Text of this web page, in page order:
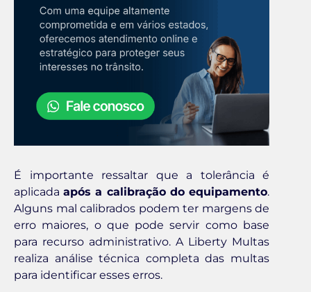
É importante ressaltar que a tolerância é
aplicadaapós a calibração do equipamento.
Alguns mal calibrados podem ter margens de
erro maiores, o que pode servir como base
para recurso administrativo. A Liberty Multas
realiza análise técnica completa das multas
para identificar esses erros.